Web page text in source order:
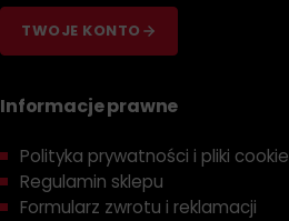
TWOJE KONTO
Informacje prawne
Polityka prywatności i pliki cookie
Regulamin sklepu
Formularz zwrotu i reklamacji